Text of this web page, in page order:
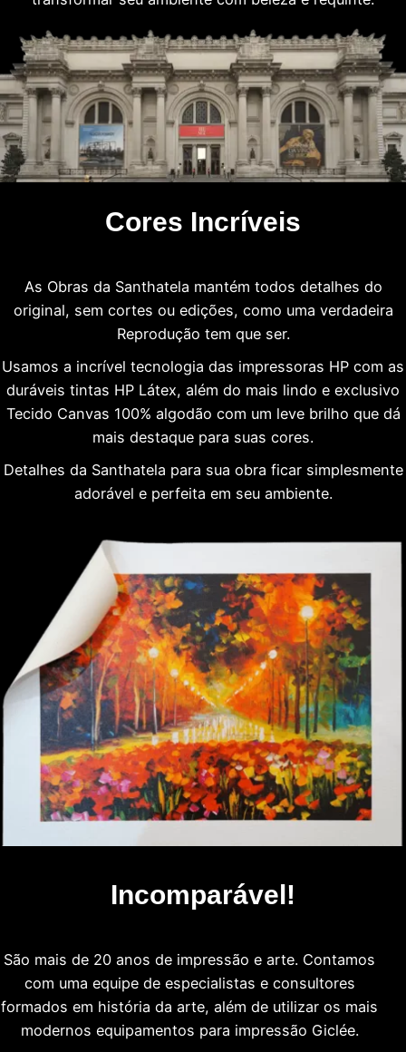
Cores Incríveis
As Obras da Santhatela mantém todos detalhes do
original, sem cortes ou edições, como uma verdadeira
Reprodução tem que ser.
Usamos a incrível tecnologia das impressoras HP com as
duráveis tintas HP Látex, além do mais lindo e exclusivo
Tecido Canvas 100% algodão com um leve brilho que dá
mais destaque para suas cores.
Detalhes da Santhatela para sua obra ficar simplesmente
adorável e perfeita em seu ambiente.
Incomparável!
São mais de 20 anos de impressão e arte. Contamos
com uma equipe de especialistas e consultores
formados em história da arte, além de utilizar os mais
modernos equipamentos para impressão Giclée.